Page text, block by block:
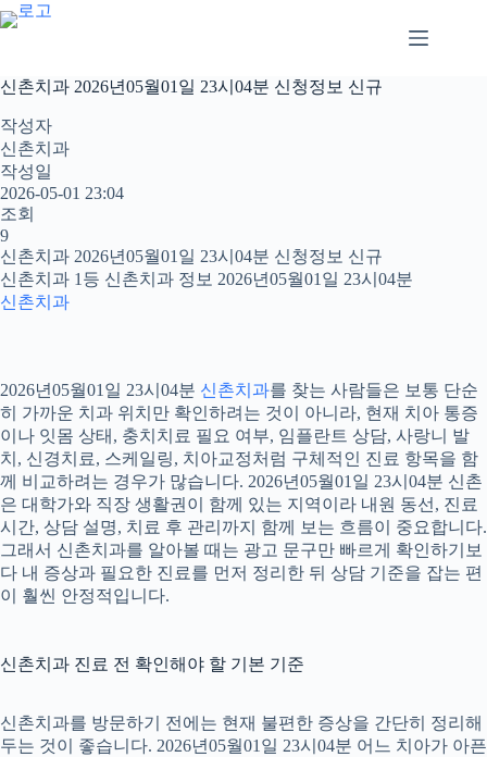
본
문
로
건
너
뛰
기
신촌치과 2026년05월01일 23시04분 신청정보 신규
작성자
신촌치과
작성일
2026-05-01 23:04
조회
9
신촌치과 2026년05월01일 23시04분 신청정보 신규
신촌치과 1등 신촌치과 정보 2026년05월01일 23시04분
신촌치과
2026년05월01일 23시04분 신촌치과를 찾는 사람들은 보통 단순
히 가까운 치과 위치만 확인하려는 것이 아니라, 현재 치아 통증
이나 잇몸 상태, 충치치료 필요 여부, 임플란트 상담, 사랑니 발
치, 신경치료, 스케일링, 치아교정처럼 구체적인 진료 항목을 함
께 비교하려는 경우가 많습니다. 2026년05월01일 23시04분 신촌
은 대학가와 직장 생활권이 함께 있는 지역이라 내원 동선, 진료
시간, 상담 설명, 치료 후 관리까지 함께 보는 흐름이 중요합니다.
그래서 신촌치과를 알아볼 때는 광고 문구만 빠르게 확인하기보
다 내 증상과 필요한 진료를 먼저 정리한 뒤 상담 기준을 잡는 편
이 훨씬 안정적입니다.
신촌치과 진료 전 확인해야 할 기본 기준
신촌치과를 방문하기 전에는 현재 불편한 증상을 간단히 정리해
두는 것이 좋습니다. 2026년05월01일 23시04분 어느 치아가 아픈